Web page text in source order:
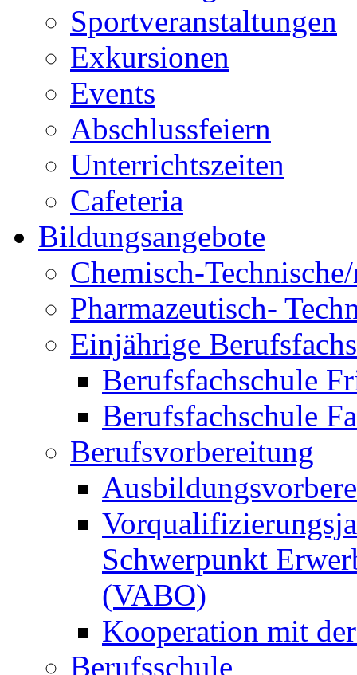
Sportveranstaltungen
Exkursionen
Events
Abschlussfeiern
Unterrichtszeiten
Cafeteria
Bildungsangebote
Chemisch-
Pharmazeutisch-
Einjährige
Berufsfachschule
Berufsfachschule
Berufsvorbereitung
Schwerpunkt
(VABO)
Kooperation mit
Berufsschule